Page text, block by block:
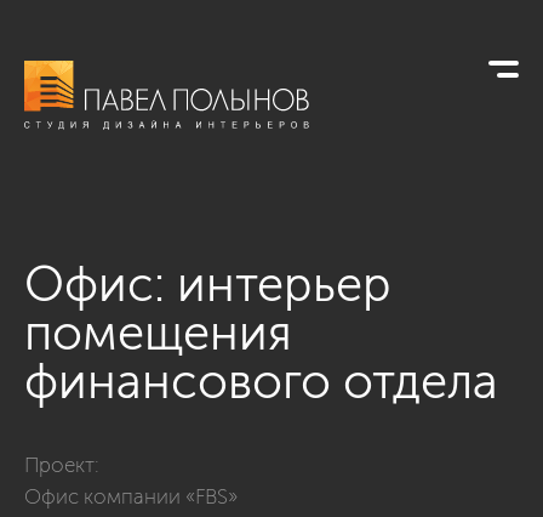
Офис: интерьер
помещения
финансового отдела
Проект:
Офис компании «FBS»